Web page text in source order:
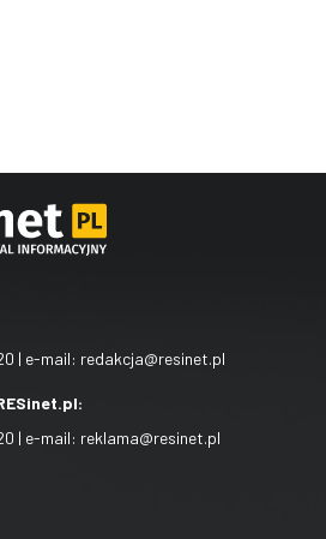
| e-mail: redakcja@resinet.pl
| e-mail: reklama@resinet.pl